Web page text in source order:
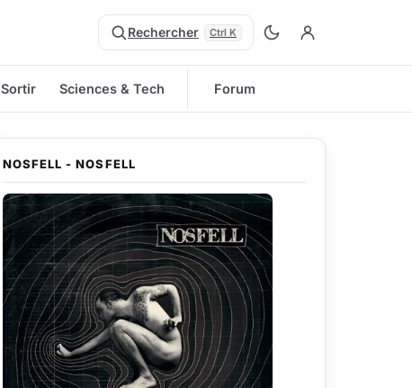
Rechercher Ctrl K
Sortir Sciences & Tech Forum
NOSFELL - NOSFELL